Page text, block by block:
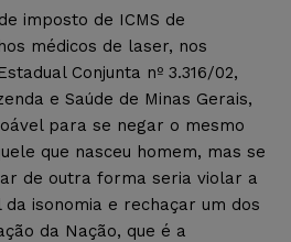
imposto de ICMS de
médicos de laser, nos
Conjunta nº 3.316/02,
e Saúde de Minas Gerais,
para se negar o mesmo
que nasceu homem, mas se
de outra forma seria violar a
isonomia e rechaçar um dos
da Nação, que é a